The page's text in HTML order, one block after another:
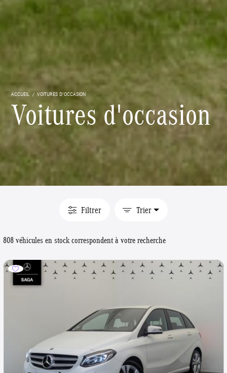
ACCUEIL VOITURES D'OCCASION
Voitures d'occasion
Filtrer Trier
808 véhicules en stock correspondent à votre recherche